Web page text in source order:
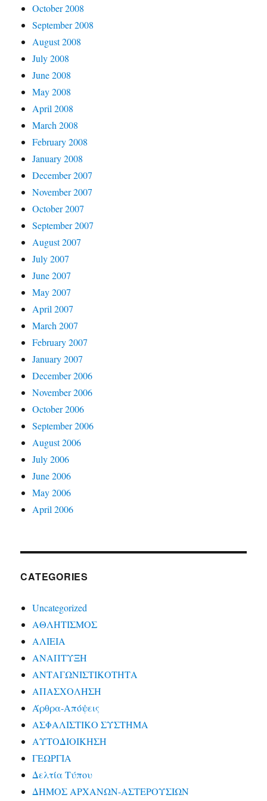
October 2008
September 2008
August 2008
July 2008
June 2008
May 2008
April 2008
March 2008
February 2008
January 2008
December 2007
November 2007
October 2007
September 2007
August 2007
July 2007
June 2007
May 2007
April 2007
March 2007
February 2007
January 2007
December 2006
November 2006
October 2006
September 2006
August 2006
July 2006
June 2006
May 2006
April 2006
CATEGORIES
Uncategorized
ΑΘΛΗΤΙΣΜΟΣ
ΑΛΙΕΙΑ
ΑΝΑΠΤΥΞΗ
ΑΝΤΑΓΩΝΙΣΤΙΚΟΤΗΤΑ
ΑΠΑΣΧΟΛΗΣΗ
Άρθρα-Απόψεις
ΑΣΦΑΛΙΣΤΙΚΟ ΣΥΣΤΗΜΑ
ΑΥΤΟΔΙΟΙΚΗΣΗ
ΓΕΩΡΓΙΑ
Δελτία Τύπου
ΔΗΜΟΣ ΑΡΧΑΝΩΝ-ΑΣΤΕΡΟΥΣΙΩΝ